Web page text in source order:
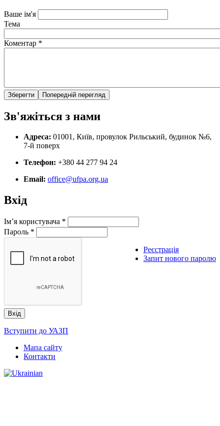
Ваше ім'я
Тема
Коментар *
Зв'яжіться з нами
Адреса: 01001, Київ, провулок Рильський, будинок №6,
7-й поверх
Телефон: +380 44 277 94 24
Email: office@ufpa.org.ua
Вхід
Ім’я користувача *
Пароль *
Реєстрація
Запит нового паролю
Вступити до УАЗП
Мапа сайту
Контакти